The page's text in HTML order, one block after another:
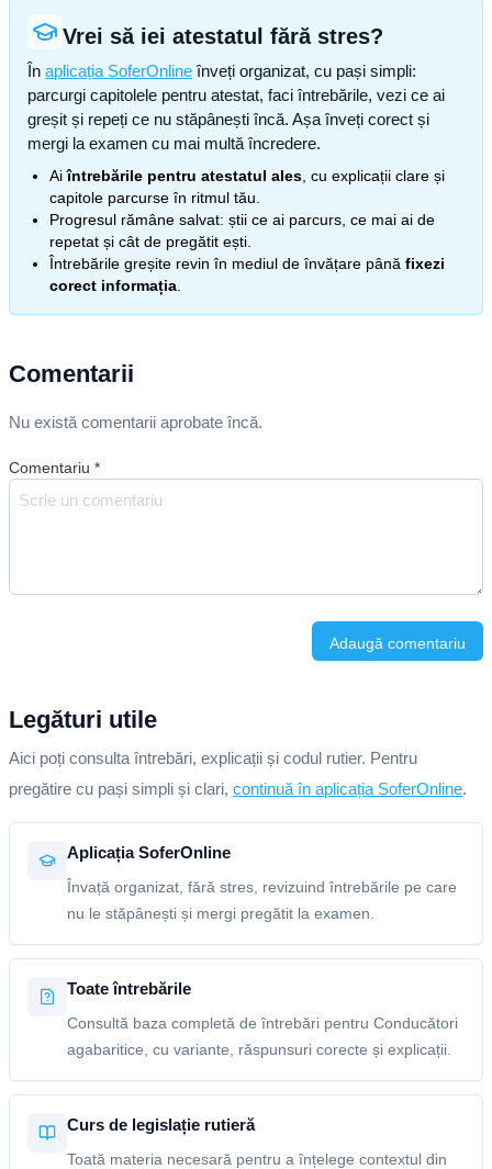
Vrei să iei atestatul fără stres?
În aplicația SoferOnline înveți organizat, cu pași simpli:
parcurgi capitolele pentru atestat, faci întrebările, vezi ce ai
greșit și repeți ce nu stăpânești încă. Așa înveți corect și
mergi la examen cu mai multă încredere.
Aiîntrebările pentru atestatul ales , cu explicații clare și
capitole parcurse în ritmul tău.
Progresul rămâne salvat: știi ce ai parcurs, ce mai ai de
repetat și cât de pregătit ești.
Întrebările greșite revin în mediul de învățare până fixezi
corect informația
Comentarii
Nu există comentarii aprobate încă.
Comentariu *
Adaugă comentariu
Legături utile
Aici poți consulta întrebări, explicații și codul rutier. Pentru
pregătire cu pași simpli și clari, continuă în aplicația SoferOnline.
Aplicația SoferOnline
Învață organizat, fără stres, revizuind întrebările pe care
nu le stăpânești și mergi pregătit la examen.
Toate întrebările
Consultă baza completă de întrebări pentru Conducători
agabaritice, cu variante, răspunsuri corecte și explicații.
Curs de legislație rutieră
Toată materia necesară pentru a înțelege contextul din